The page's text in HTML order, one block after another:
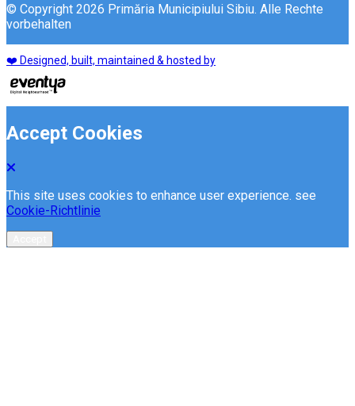
© Copyright 2026 Primăria Municipiului Sibiu. Alle Rechte
vorbehalten
❤️ Designed, built, maintained & hosted by
Accept Cookies
This site uses cookies to enhance user experience. see
Cookie-Richtlinie